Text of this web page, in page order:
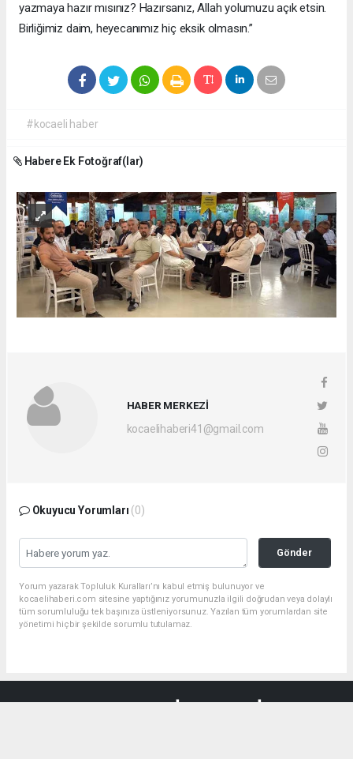
yazmaya hazır mısınız? Hazırsanız, Allah yolumuzu açık etsin.
Birliğimiz daim, heyecanımız hiç eksik olmasın.”
#kocaeli haber
Habere Ek Fotoğraf(lar)
HABER MERKEZİ
kocaelihaberi41@gmail.com
Okuyucu Yorumları (0)
Gönder
Yorum yazarak Topluluk Kuralları’nı kabul etmiş bulunuyor ve
kocaelihaberi.com sitesine yaptığınız yorumunuzla ilgili doğrudan veya dolaylı
tüm sorumluluğu tek başınıza üstleniyorsunuz. Yazılan tüm yorumlardan site
yönetimi hiçbir şekilde sorumlu tutulamaz.